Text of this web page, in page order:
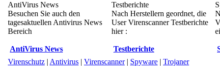
AntiVirus News
Besuchen Sie auch den
tagesaktuellen Antivirus News
Bereich
AntiVirus News
Testberichte
Nach Herstellern geordnet, die
User Virenscanner Testberichte
hier :
Testberichte
Virenschutz | Antivirus | Virenscanner| Spyware | Trojaner